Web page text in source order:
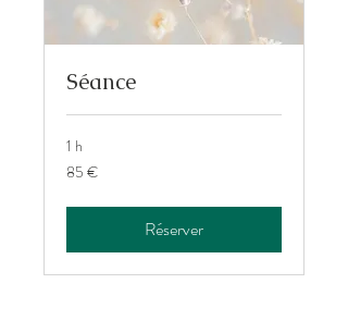
Séance
1 h
85
euros
85 €
Réserver